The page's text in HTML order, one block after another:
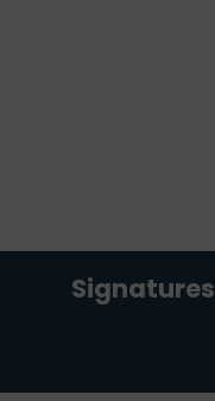
Signatures